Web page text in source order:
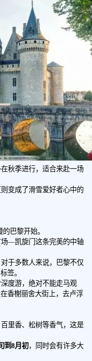
秋季进行，适合来赴一场
变成了滑雪爱好者心中的
巴黎开始。
—凯旋门这条完美的中轴
于多数人来说，巴黎不仅
签。
度游，绝对不能走马观
香榭丽舍大街上，去卢浮
里香、松树等香气，这是
到8月初，同时会有许多大